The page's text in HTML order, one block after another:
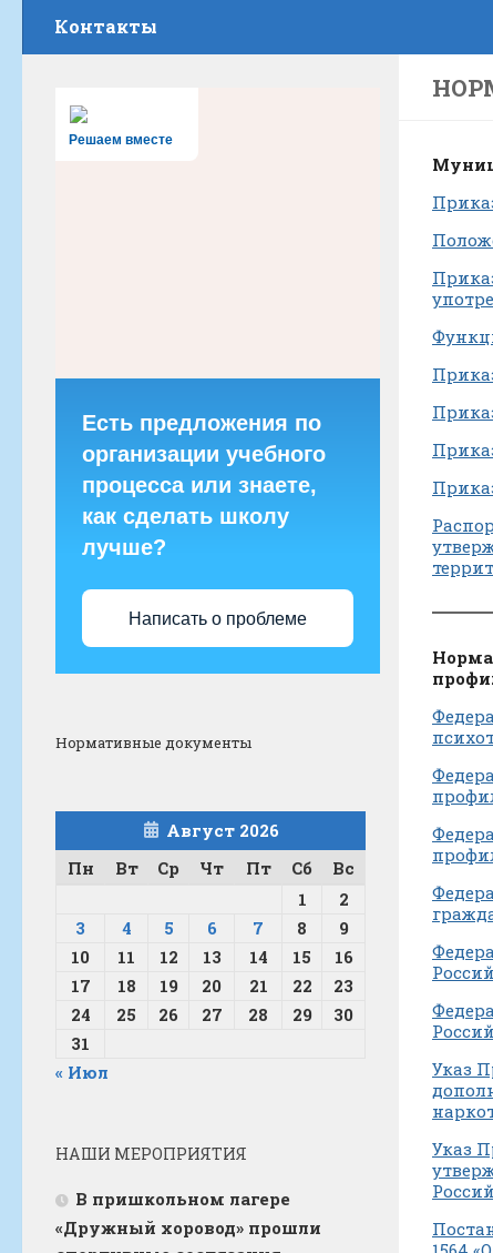
Контакты
Указ
Указ
Решаем вместе
Есть предложения по
организации учебного
процесса или знаете,
как сделать школу
лучше?
Написать о проблеме
Нормативные документы
Август 2026
Пн
Вт Ср Чт Пт Сб
Вс
1
2
3
4 5 6 7 8
9
10
11 12 13 14 15
16
17
18 19 20 21 22
23
24
25 26 27 28 29
30
31
« Июл
НАШИ МЕРОПРИЯТИЯ
В пришкольном лагере
«Дружный хоровод» прошли